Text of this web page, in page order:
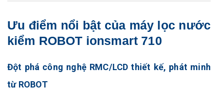
Bảo hành
6 năm cho buồng
2 năm cho sản
phẩm
Ưu điểm nổi bật của máy lọc nước
kiểm ROBOT ionsmart 710
Đột phá công nghệ RMC/LCD thiết kế, phát minh
từ ROBOT